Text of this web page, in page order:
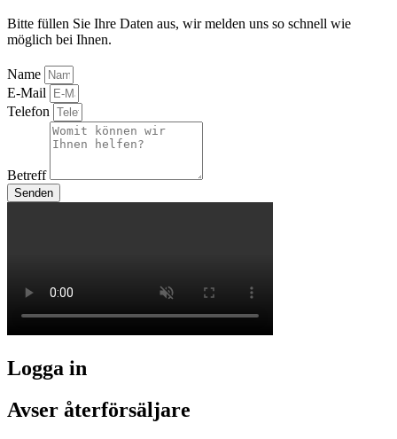
Bitte füllen Sie Ihre Daten aus, wir melden uns so schnell wie
möglich bei Ihnen.
Name
E-Mail
Telefon
Betreff
Senden
Logga in
Avser återförsäljare